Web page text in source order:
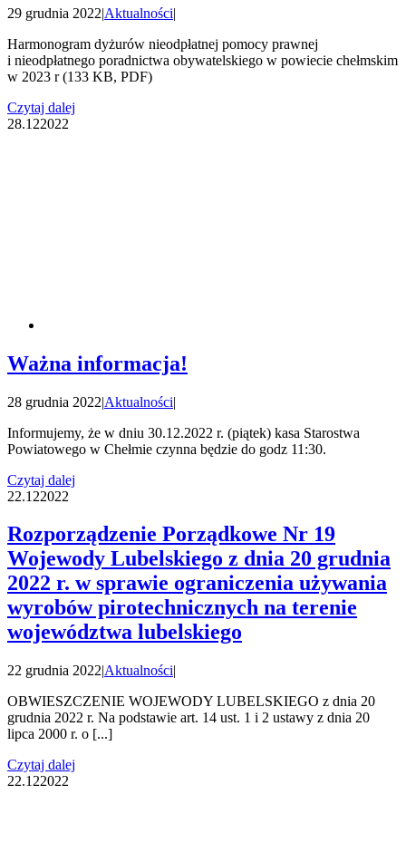
29 grudnia 2022|Aktualności|
Harmonogram dyżurów nieodpłatnej pomocy prawnej
i nieodpłatnego poradnictwa obywatelskiego w powiecie chełmskim
w 2023 r (133 KB, PDF)
Czytaj dalej
28.122022
Ważna informacja!
28 grudnia 2022|Aktualności|
Informujemy, że w dniu 30.12.2022 r. (piątek) kasa Starostwa
Powiatowego w Chełmie czynna będzie do godz 11:30.
Czytaj dalej
22.122022
Rozporządzenie Porządkowe Nr 19
Wojewody Lubelskiego z dnia 20 grudnia
2022 r. w sprawie ograniczenia używania
wyrobów pirotechnicznych na terenie
województwa lubelskiego
22 grudnia 2022|Aktualności|
OBWIESZCZENIE WOJEWODY LUBELSKIEGO z dnia 20
grudnia 2022 r. Na podstawie art. 14 ust. 1 i 2 ustawy z dnia 20
lipca 2000 r. o [...]
Czytaj dalej
22.122022